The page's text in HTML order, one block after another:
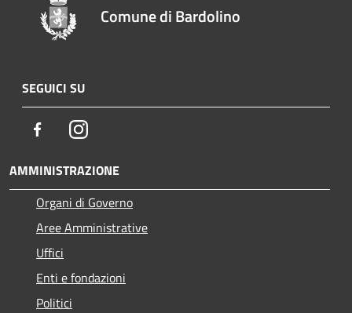
Comune di Bardolino
SEGUICI SU
FacebookInstagram
AMMINISTRAZIONE
Organi di Governo
Aree Amministrative
Uffici
Enti e fondazioni
Politici